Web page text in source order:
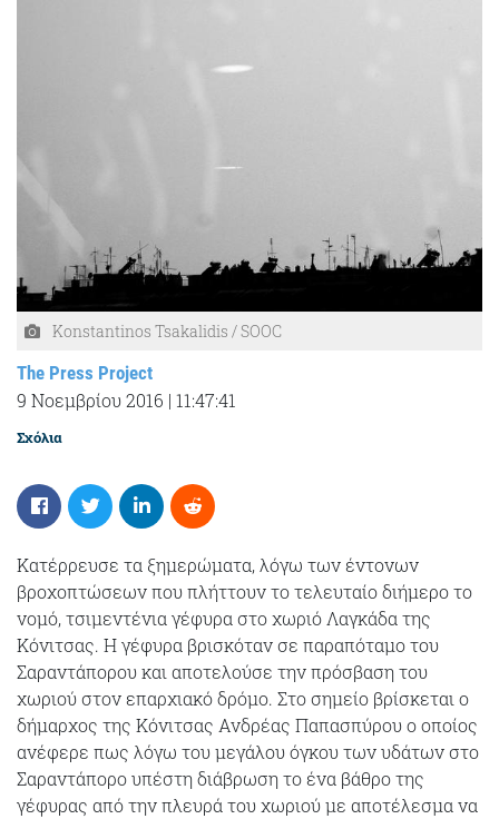
Konstantinos Tsakalidis / SOOC
The Press Project
9 Νοεμβρίου 2016 | 11:47:41
Σχόλια
Κατέρρευσε τα ξημερώματα, λόγω των έντονων
βροχοπτώσεων που πλήττουν το τελευταίο διήμερο το
νoμό, τσιμεντένια γέφυρα στο χωριό Λαγκάδα της
Κόνιτσας. Η γέφυρα βρισκόταν σε παραπόταμο του
Σαραντάπορου και αποτελούσε την πρόσβαση του
χωριού στον επαρχιακό δρόμο. Στο σημείο βρίσκεται ο
δήμαρχος της Κόνιτσας Ανδρέας Παπασπύρου ο οποίος
ανέφερε πως λόγω του μεγάλου όγκου των υδάτων στο
Σαραντάπορο υπέστη διάβρωση το ένα βάθρο της
γέφυρας από την πλευρά του χωριού με αποτέλεσμα να